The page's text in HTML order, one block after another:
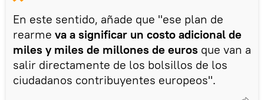
En este sentido, añade que "ese plan de
rearme va a significar un costo adicional de
miles y miles de millones de euros que van a
salir directamente de los bolsillos de los
ciudadanos contribuyentes europeos".